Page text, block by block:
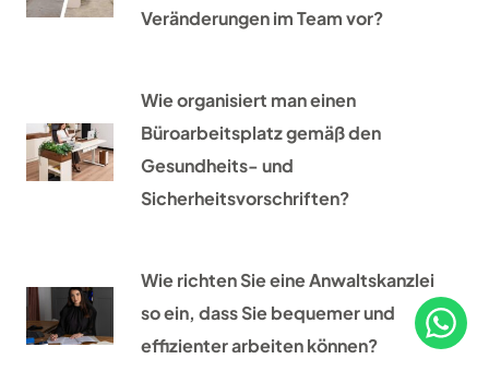
Veränderungen im Team vor?
Wie organisiert man einen
Büroarbeitsplatz gemäß den
Gesundheits- und
Sicherheitsvorschriften?
Wie richten Sie eine Anwaltskanzlei
so ein, dass Sie bequemer und
effizienter arbeiten können?